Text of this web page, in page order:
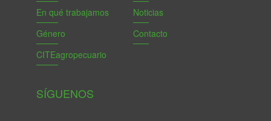
En qué trabajamos
Género
CITEagropecuario
Noticias
Contacto
SÍGUENOS